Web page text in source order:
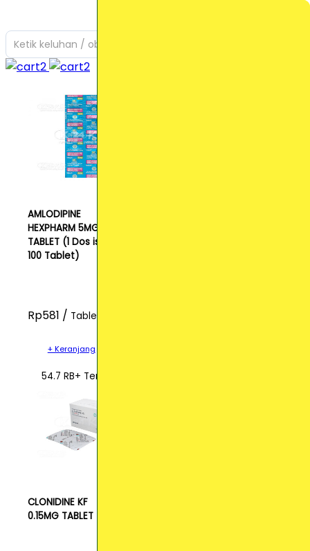
Ketik keluhan / obat yang Anda cari
AMLODIPINE
HEXPHARM 5MG
TABLET (1 Dos isi
100 Tablet)
Rp581 / Tablet
+ Keranjang
54.7 RB+ Terjual
CLONIDINE KF
0.15MG TABLET